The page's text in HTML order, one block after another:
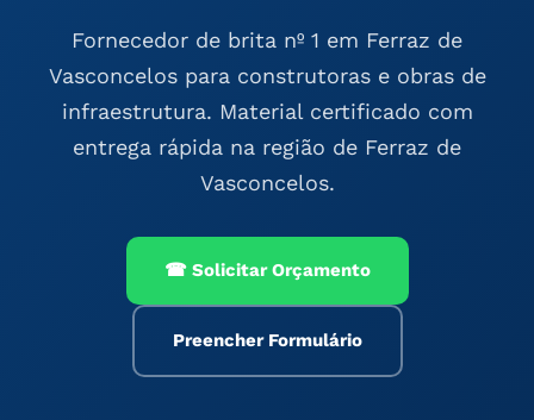
Fornecedor de brita nº 1 em Ferraz de
Vasconcelos para construtoras e obras de
infraestrutura. Material certificado com
entrega rápida na região de Ferraz de
Vasconcelos.
☎ Solicitar Orçamento
Preencher Formulário